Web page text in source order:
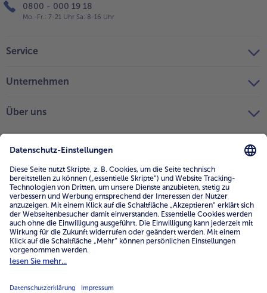
0800 - 000 19 18
Mo.-Fr.: 7-21 Uhr Sa: 8-16 Uhr
Service
Unternehmen
Über uns